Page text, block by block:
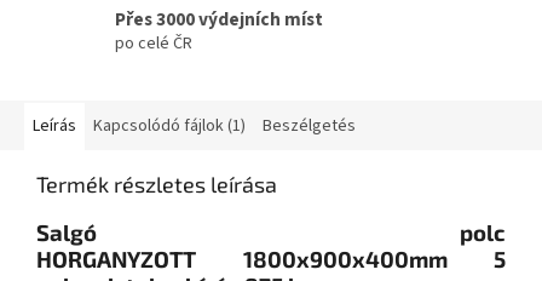
Přes 3000 výdejních míst
po celé ČR
Leírás Kapcsolódó fájlok (1) Beszélgetés
Termék részletes leírása
Salgó polc
HORGANYZOTT 1800x900x400mm 5